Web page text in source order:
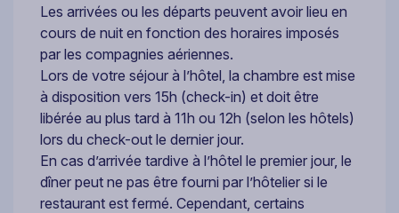
Les arrivées ou les départs peuvent avoir lieu en
cours de nuit en fonction des horaires imposés
par les compagnies aériennes.
Lors de votre séjour à l’hôtel, la chambre est mise
à disposition vers 15h (check-in) et doit être
libérée au plus tard à 11h ou 12h (selon les hôtels)
lors du check-out le dernier jour.
En cas d’arrivée tardive à l’hôtel le premier jour, le
dîner peut ne pas être fourni par l’hôtelier si le
restaurant est fermé. Cependant, certains